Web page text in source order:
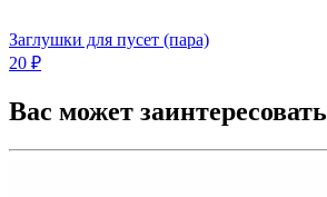
Заглушки для пусет (пара)
20 ₽
Вас может заинтересовать